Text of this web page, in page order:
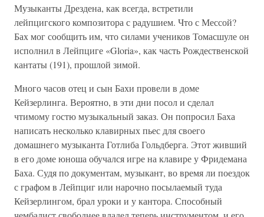
Музыканты Дрездена, как всегда, встретили
лейпцигского композитора с радушием. Что с Мессой?
Бах мог сообщить им, что силами учеников Томасшуле он
исполнил в Лейпциге «Gloria», как часть Рождественской
кантаты (191), прошлой зимой.
Много часов отец и сын Бахи провели в доме
Кейзерлинга. Вероятно, в эти дни посол и сделал
чтимому гостю музыкальный заказ. Он попросил Баха
написать несколько клавирных пьес для своего
домашнего музыканта Готлиба Гольдберга. Этот живший
в его доме юноша обучался игре на клавире у Фридемана
Баха. Судя по документам, музыкант, во время ли поездок
с графом в Лейпциг или нарочно посылаемый туда
Кейзерлингом, брал уроки и у кантора. Способный